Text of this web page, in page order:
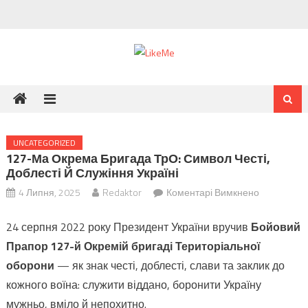
UNCATEGORIZED
127-Ма Окрема Бригада ТрО: Символ Честі,
Доблесті Й Служіння Україні
4 Липня, 2025 Redaktor Коментарі Вимкненодо
ма
Окрема
бригада
символ
24 серпня 2022 року Президент України вручив Бойовий
Прапор 127-й Окремій бригаді Територіальної
оборони — як знак честі, доблесті, слави та заклик до
кожного воїна: служити віддано, боронити Україну
мужньо, вміло й непохитно.